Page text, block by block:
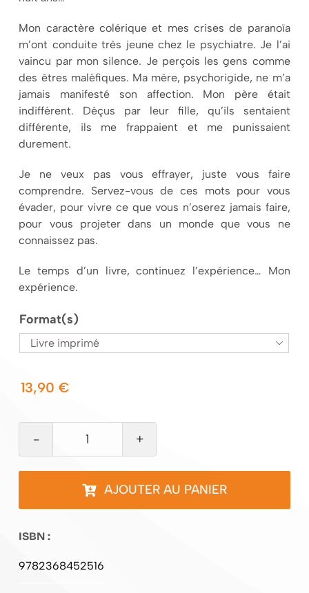
Mon caractère colérique et mes crises de paranoïa
m’ont conduite très jeune chez le psychiatre. Je l’ai
vaincu par mon silence. Je perçois les gens comme
des êtres maléfiques. Ma mère, psychorigide, ne m’a
jamais manifesté son affection. Mon père était
indifférent. Déçus par leur fille, qu’ils sentaient
différente, ils me frappaient et me punissaient
durement.
Je ne veux pas vous effrayer, juste vous faire
comprendre. Servez-vous de ces mots pour vous
évader, pour vivre ce que vous n’oserez jamais faire,
pour vous projeter dans un monde que vous ne
connaissez pas.
Le temps d’un livre, continuez l’expérience… Mon
expérience.
Format(s)

13,90€
quantité
La
peau
AJOUTER AU PANIER
ISBN :
9782368452516